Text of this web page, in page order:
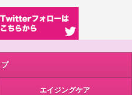
プ
エイジングケア